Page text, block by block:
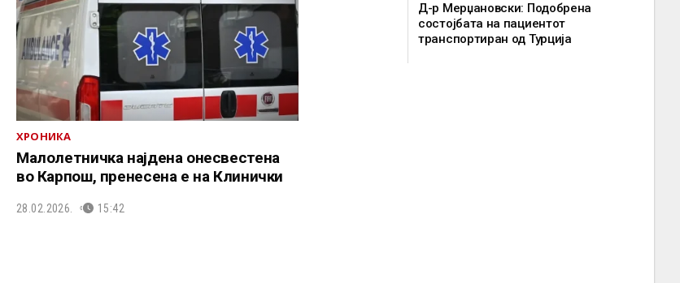
ХРОНИКА
Малолетничка најдена онесвестена
во Карпош, пренесена е на Клинички
28.02.2026. 15:42
Д-р Мерџановски: Подобрена
состојбата на пациентот
транспортиран од Турција